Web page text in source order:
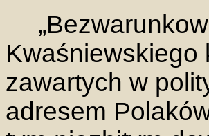
Kwaśniewskiego
zawartych w
adresem